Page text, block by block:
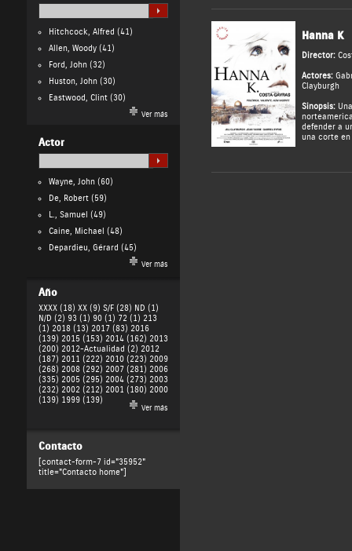
Hitchcock, Alfred (41)
Allen, Woody(41)
Ford, John(32)
Huston, John(30)
Eastwood, Clint(30)
Ver más
Actor
Wayne, John(60)
De, Robert(59)
L., Samuel (49)
Caine, Michael (48)
Depardieu, Gérard (45)
Ver más
Año
XXXX (18) XX (9) S/F (28) ND (1)
N/D (2) 93 (1) 90 (1) 72 (1) 213
(1) 2018 (13) 2017 (83) 2016
(139) 2015 (153) 2014 (162) 2013
(200) 2012-Actualidad (2) 2012
(187) 2011 (222) 2010 (223) 2009
(268) 2008 (292) 2007 (281) 2006
(335) 2005 (295) 2004 (273) 2003
(232) 2002 (212) 2001 (180) 2000
(139) 1999 (139)
Ver más
Contacto
[contact-form-7 id="35952"
title="Contacto home"]
Hanna K
Director:
Actores:
Clayburgh
Sinopsis:
defender a
una corte en